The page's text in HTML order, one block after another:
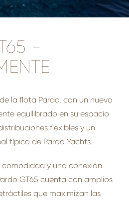
-
la flota Pardo, con un nuevo
equilibrado en su espacio
flexibles y un
típico de Pardo Yachts.
y una conexión
GT65 cuenta con amplios
que maximizan las